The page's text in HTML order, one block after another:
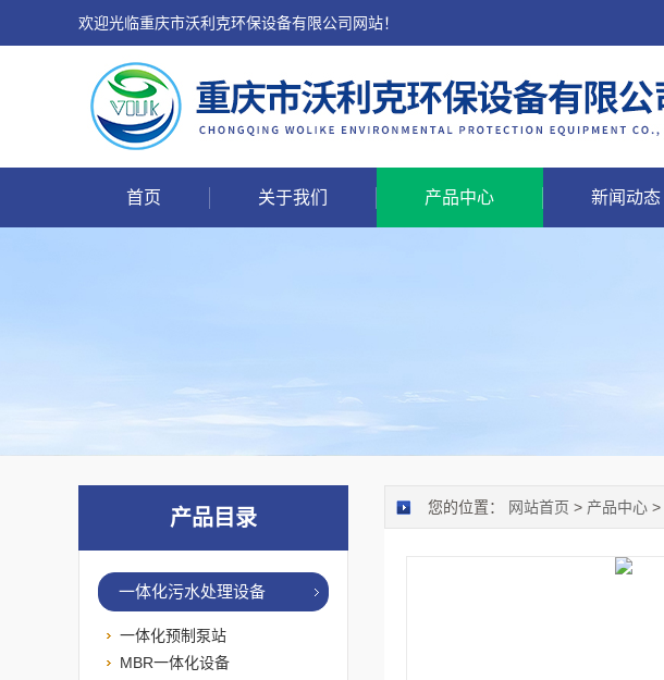
欢迎光临重庆市沃利克环保设备有限公司网站！
首页 关于我们 产品中心 新闻动态
您的位置： 网站首页 > 产品中心 >
产品目录
一体化污水处理设备
一体化预制泵站
MBR一体化设备